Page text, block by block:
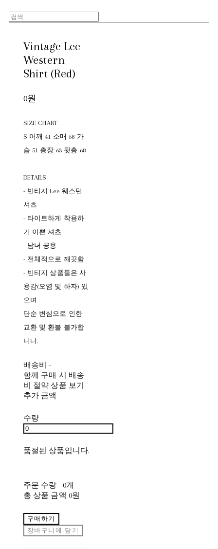
Vintage Lee
Western
Shirt (Red)
0원
SIZE CHART
S 어깨 41 소매 58 가
슴 51 총장 63 뒷총 68
DETAILS
- 빈티지 Lee 웨스턴
셔츠
- 타이트하게 착용하
기 이쁜 셔츠
- 남녀 공용
- 전체적으로 깨끗함
- 빈티지 상품들은 사
용감(오염 및 하자) 있
으며
단순 변심으로 인한
교환 및 환불 불가합
니다.
배송비-
함께 구매 시 배송
비 절약 상품 보기
추가 금액
수량
품절된 상품입니다.
주문 수량
0개
총 상품 금액 0원
구매하기
장바구니에 담기